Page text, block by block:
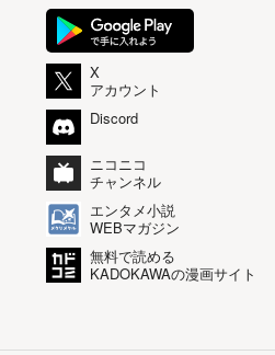
X
アカウント
Discord
ニコニコ
チャンネル
エンタメ小説
WEBマガジン
無料で読める
KADOKAWAの漫画サイト